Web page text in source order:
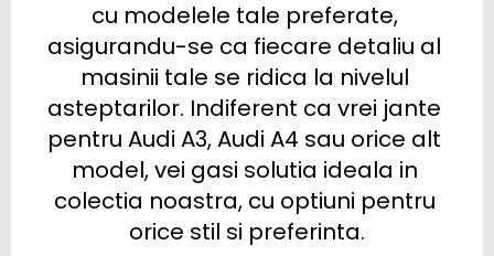
cu modelele tale preferate,
asigurandu-se ca fiecare detaliu al
masinii tale se ridica la nivelul
asteptarilor. Indiferent ca vrei jante
pentru Audi A3, Audi A4 sau orice alt
model, vei gasi solutia ideala in
colectia noastra, cu optiuni pentru
orice stil si preferinta.